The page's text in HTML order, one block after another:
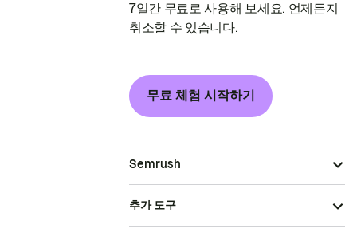
7일간 무료로 사용해 보세요. 언제든지
취소할 수 있습니다.
무료 체험 시작하기
Semrush
추가 도구